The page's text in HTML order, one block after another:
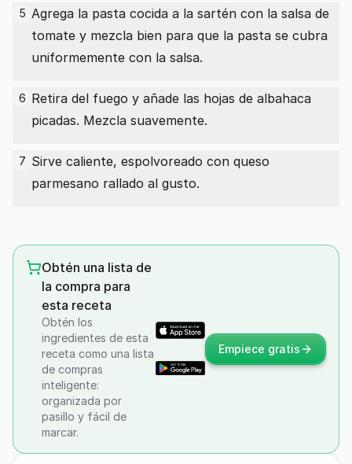
5 Agrega la pasta cocida a la sartén con la salsa de
tomate y mezcla bien para que la pasta se cubra
uniformemente con la salsa.
6 Retira del fuego y añade las hojas de albahaca
picadas. Mezcla suavemente.
7 Sirve caliente, espolvoreado con queso
parmesano rallado al gusto.
Obtén una lista de
la compra para
esta receta
Obtén los
ingredientes de esta
receta como una lista
de compras
inteligente:
organizada por
pasillo y fácil de
marcar.
Empiece gratis